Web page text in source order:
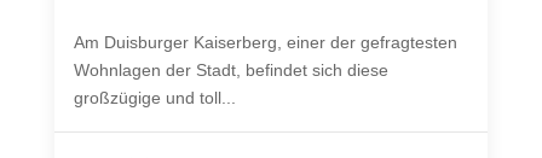
Am Duisburger Kaiserberg, einer der gefragtesten
Wohnlagen der Stadt, befindet sich diese
großzügige und toll...